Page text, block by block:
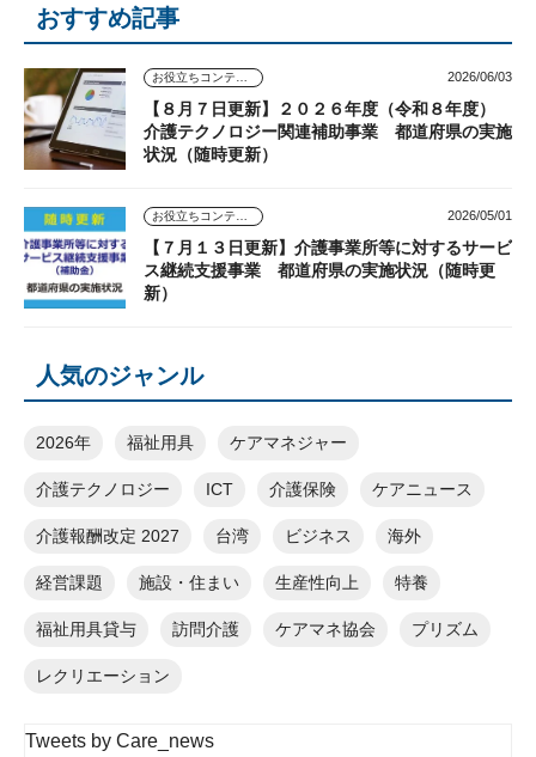
おすすめ記事
2026/06/03
【８月７日更新】２０２６年度（令和８年度）
介護テクノロジー関連補助事業 都道府県の実施
状況（随時更新）
2026/05/01
【７月１３日更新】介護事業所等に対するサービ
ス継続支援事業 都道府県の実施状況（随時更
新）
人気のジャンル
2026年 福祉用具 ケアマネジャー
介護テクノロジー ICT 介護保険 ケアニュース
介護報酬改定 2027 台湾 ビジネス 海外
経営課題 施設・住まい 生産性向上 特養
福祉用具貸与 訪問介護 ケアマネ協会 プリズム
レクリエーション
Tweets by Care_news